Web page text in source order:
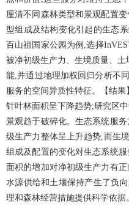
厘清不同森林类型和景观配置
型组成及结构变化引起的生态
百山祖国家公园为例,选择
被净初级生产力、生境质量、
能,并通过地理加权回归分析不
服务的空间异质性特征。【结
针叶林面积呈下降趋势;研究区
景观趋于破碎化。生态系统服
级生产力整体呈上升趋势,而生
组成及配置的变化对生态系统
面积的增加对净初级生产力有
水源供给和土壤保持产生了负
理和森林经营措施提供科学依据